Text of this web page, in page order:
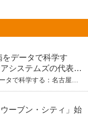
をデータで科学す
システムズの代表取
】「人生80年の暇つ
トが挑むヘルスケア
タで科学する：名古屋大
略ーブン・シティ」始